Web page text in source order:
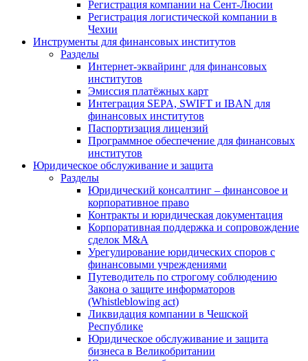
Регистрация компании на Сент-Люсии
Регистрация логистической компании в
Чехии
Инструменты для финансовых институтов
Разделы
Интернет-эквайринг для финансовых
институтов
Эмиссия платёжных карт
Интеграция SEPA, SWIFT и IBAN для
финансовых институтов
Паспортизация лицензий
Программное обеспечение для финансовых
институтов
Юридическое обслуживание и защита
Разделы
Юридический консалтинг – финансовое и
корпоративное право
Контракты и юридическая документация
Корпоративная поддержка и сопровождение
сделок M&A
Урегулирование юридических споров с
финансовыми учреждениями
Путеводитель по строгому соблюдению
Закона о защите информаторов
(Whistleblowing act)
Ликвидация компании в Чешской
Республике
Юридическое обслуживание и защита
бизнеса в Великобритании